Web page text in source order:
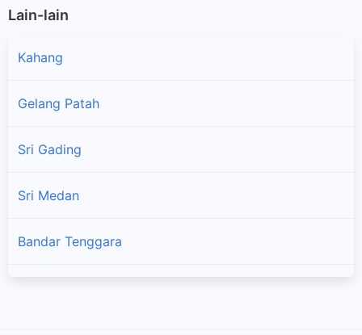
Lain-lain
Kahang
Gelang Patah
Sri Gading
Sri Medan
Bandar Tenggara